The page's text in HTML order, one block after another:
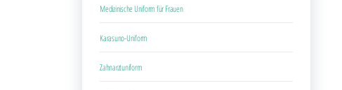
Medizinische Uniform für Frauen
Karasuno-Uniform
Zahnarztuniform